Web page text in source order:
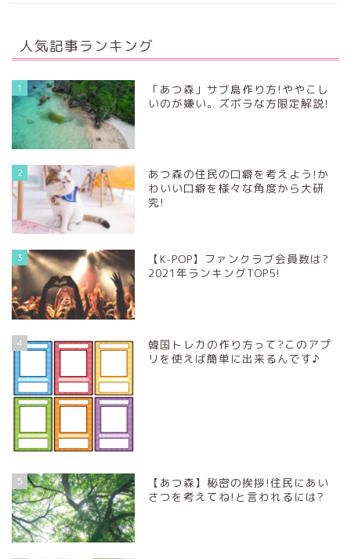
人気記事ランキング
1
「あつ森」サブ島作り方!ややこし
いのが嫌い。ズボラな方限定解説!
2
あつ森の住民の口癖を考えよう!か
わいい口癖を様々な角度から大研
究!
3
【K-POP】ファンクラブ会員数は?
2021年ランキングTOP5!
4
韓国トレカの作り方って?このアプ
リを使えば簡単に出来るんです♪
5
【あつ森】秘密の挨拶!住民にあい
さつを考えてね!と言われるには?